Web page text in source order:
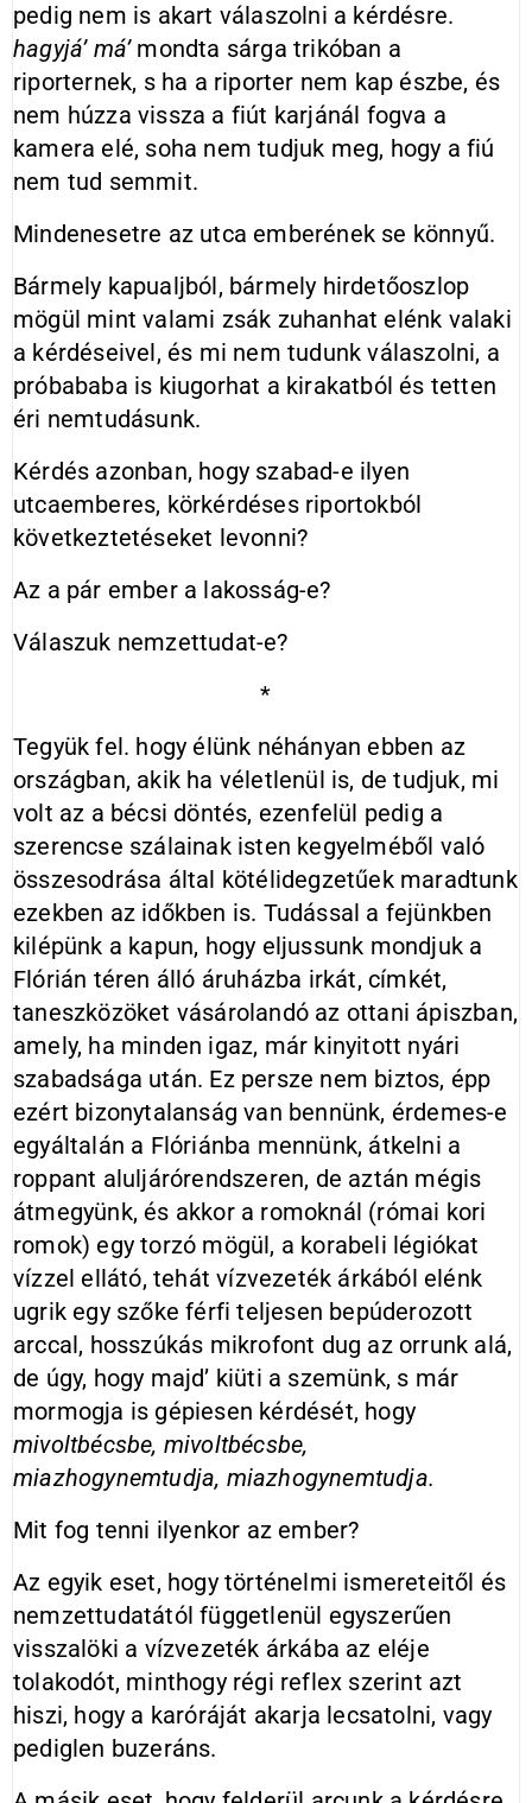
pedig nem is akart válaszolni a kérdésre.
hagyjá’ má’mondta sárga trikóban a
riporternek, s ha a riporter nem kap észbe, és
nem húzza vissza a fiút karjánál fogva a
kamera elé, soha nem tudjuk meg, hogy a fiú
nem tud semmit.
Mindenesetre az utca emberének se könnyű.
Bármely kapualjból, bármely hirdetőoszlop
mögül mint valami zsák zuhanhat elénk valaki
a kérdéseivel, és mi nem tudunk válaszolni, a
próbababa is kiugorhat a kirakatból és tetten
éri nemtudásunk.
Kérdés azonban, hogy szabad-e ilyen
utcaemberes, körkérdéses riportokból
következtetéseket levonni?
Az a pár ember a lakosság-e?
Válaszuk nemzettudat-e?
*
Tegyük fel. hogy élünk néhányan ebben az
országban, akik ha véletlenül is, de tudjuk, mi
volt az a bécsi döntés, ezenfelül pedig a
szerencse szálainak isten kegyelméből való
összesodrása által kötélidegzetűek maradtunk
ezekben az időkben is. Tudással a fejünkben
kilépünk a kapun, hogy eljussunk mondjuk a
Flórián téren álló áruházba irkát, címkét,
taneszközöket vásárolandó az ottani ápiszban,
amely, ha minden igaz, már kinyitott nyári
szabadsága után. Ez persze nem biztos, épp
ezért bizonytalanság van bennünk, érdemes-e
egyáltalán a Flóriánba mennünk, átkelni a
roppant aluljárórendszeren, de aztán mégis
átmegyünk, és akkor a romoknál (római kori
romok) egy torzó mögül, a korabeli légiókat
vízzel ellátó, tehát vízvezeték árkából elénk
ugrik egy szőke férfi teljesen bepúderozott
arccal, hosszúkás mikrofont dug az orrunk alá,
de úgy, hogy majd’ kiüti a szemünk, s már
mormogja is gépiesen kérdését, hogy
mivoltbécsbe, mivoltbécsbe,
miazhogynemtudja, miazhogynemtudja.
Mit fog tenni ilyenkor az ember?
Az egyik eset, hogy történelmi ismereteitől és
nemzettudatától függetlenül egyszerűen
visszalöki a vízvezeték árkába az eléje
tolakodót, minthogy régi reflex szerint azt
hiszi, hogy a karóráját akarja lecsatolni, vagy
pediglen buzeráns.